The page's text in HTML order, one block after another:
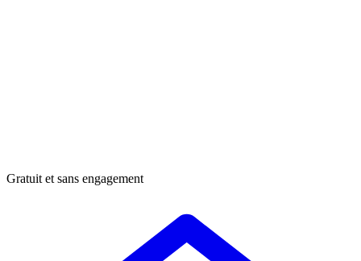
Gratuit et sans engagement